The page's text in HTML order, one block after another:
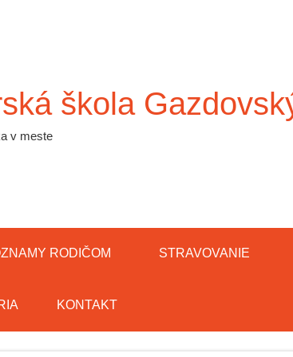
škola
v meste
RODIČOM STRAVOVANIE
KONTAKT